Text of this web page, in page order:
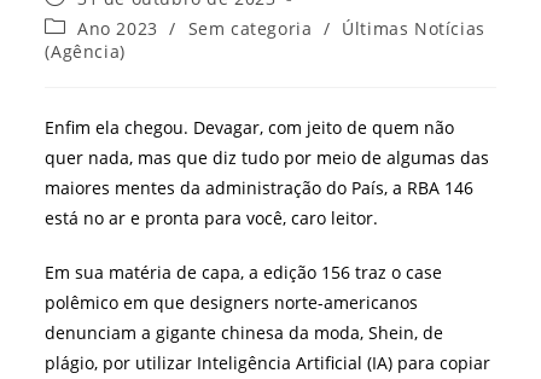
post:
publicado:
Categoria
do
Ano 2023 / Sem categoria / Últimas Notícias
(Agência)
Enfim ela chegou. Devagar, com jeito de quem não
quer nada, mas que diz tudo por meio de algumas das
maiores mentes da administração do País, a RBA 146
está no ar e pronta para você, caro leitor.
Em sua matéria de capa, a edição 156 traz o case
polêmico em que designers norte-americanos
denunciam a gigante chinesa da moda, Shein, de
plágio, por utilizar Inteligência Artificial (IA) para copiar